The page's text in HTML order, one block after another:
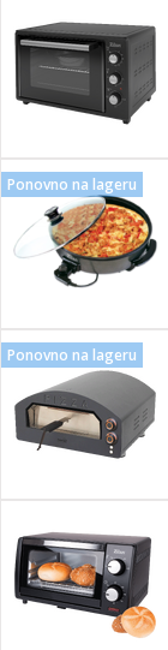
metar
kavu
pribor
materijal
i kutije
Ponovno na lageru
Ponovno na lageru